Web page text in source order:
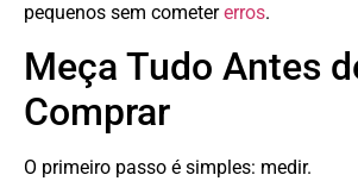
pequenos sem cometererros.
Meça Tudo Antes
Comprar
O primeiro passo é simples: medir.